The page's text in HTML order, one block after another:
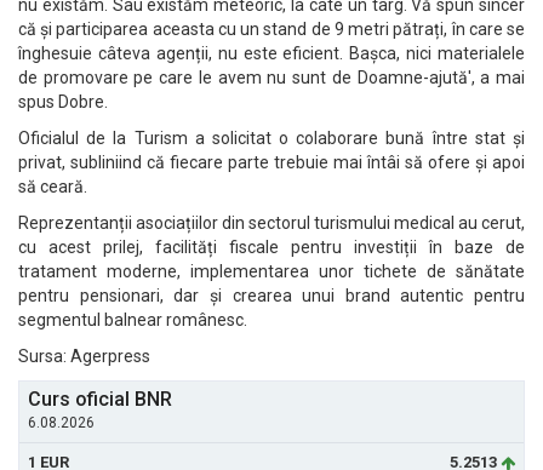
nu existăm. Sau existăm meteoric, la câte un târg. Vă spun sincer
că și participarea aceasta cu un stand de 9 metri pătrați, în care se
înghesuie câteva agenții, nu este eficient. Bașca, nici materialele
de promovare pe care le avem nu sunt de Doamne-ajută', a mai
spus Dobre.
Oficialul de la Turism a solicitat o colaborare bună între stat și
privat, subliniind că fiecare parte trebuie mai întâi să ofere și apoi
să ceară.
Reprezentanții asociațiilor din sectorul turismului medical au cerut,
cu acest prilej, facilități fiscale pentru investiții în baze de
tratament moderne, implementarea unor tichete de sănătate
pentru pensionari, dar și crearea unui brand autentic pentru
segmentul balnear românesc.
Sursa: Agerpress
Curs oficial BNR
6.08.2026
1 EUR 5.2513